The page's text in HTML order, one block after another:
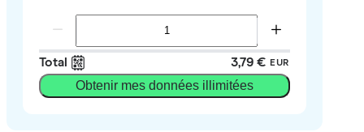
Total 3,79 € EUR
Obtenir mes données illimitées